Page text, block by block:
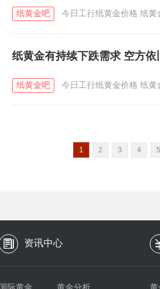
纸黄金吧 今日工行纸黄金价格 纸黄
纸黄金有持续下跌需求 空方依
纸黄金吧 今日工行纸黄金价格 纸黄
1 2 3 4 5
资讯中心